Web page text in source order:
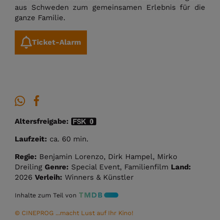
aus Schweden zum gemeinsamen Erlebnis für die
ganze Familie.
Ticket-Alarm
Altersfreigabe:
Laufzeit: ca. 60 min.
Regie: Benjamin Lorenzo, Dirk Hampel, Mirko
Dreiling Genre: Special Event, Familienfilm Land:
2026 Verleih: Winners & Künstler
Inhalte zum Teil von
© CINEPROG ...macht Lust auf Ihr Kino!